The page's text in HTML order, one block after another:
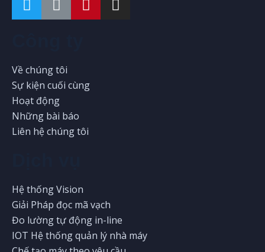
Về chúng tôi
Sự kiện cuối cùng
Hoạt động
Những bài báo
Liên hệ chúng tôi
Hệ thống Vision
Giải Pháp đọc mã vạch
Đo lường tự động in-line
IOT Hệ thống quản lý nhà máy